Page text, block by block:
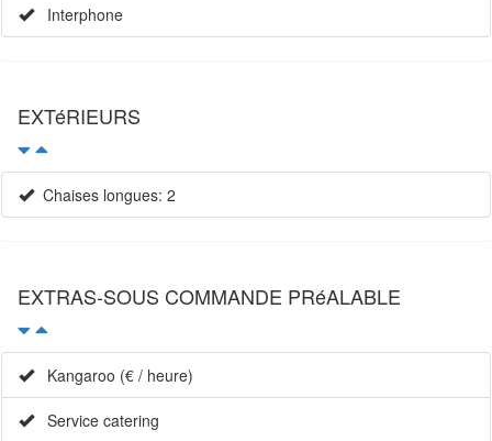
Interphone
EXTéRIEURS
Chaises longues: 2
EXTRAS-SOUS COMMANDE PRéALABLE
Kangaroo (€ / heure)
Service catering